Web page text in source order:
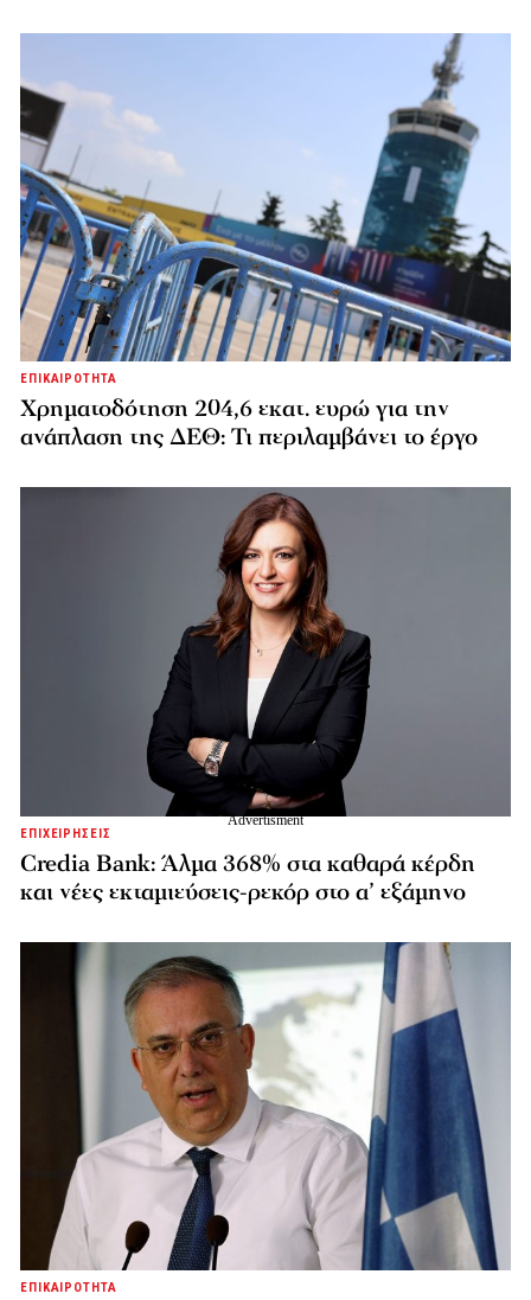
ΕΠΙΚΑΙΡΟΤΗΤΑ
Χρηματοδότηση 204,6 εκατ. ευρώ για την
ανάπλαση της ΔΕΘ: Τι περιλαμβάνει το έργο
ΕΠΙΧΕΙΡΗΣΕΙΣ
Credia Bank: Άλμα 368% στα καθαρά κέρδη
και νέες εκταμιεύσεις-ρεκόρ στο α’ εξάμηνο
ΕΠΙΚΑΙΡΟΤΗΤΑ